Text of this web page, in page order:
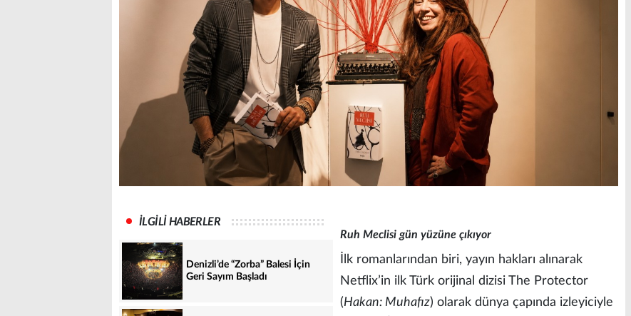
İLGİLİ HABERLER
Denizli’de “Zorba” Balesi İçin
Geri Sayım Başladı
Ruh Meclisi gün yüzüne çıkıyor
İlk romanlarından biri, yayın hakları alınarak
Netflix’in ilk Türk orijinal dizisi The Protector
(Hakan: Muhafız) olarak dünya çapında izleyiciyle